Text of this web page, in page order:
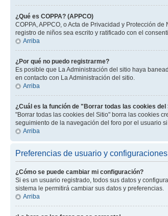
¿Qué es COPPA? (APPCO)
COPPA, APPCO, o Acta de Privacidad y Protección
registro de niños sea escrito y ratificado con el
Arriba
¿Por qué no puedo registrarme?
Es posible que La Administración del sitio haya
en contacto con La Administración del sitio.
Arriba
¿Cuál es la función de "Borrar todas las cookies del
"Borrar todas las cookies del Sitio" borra las cookies
seguimiento de la navegación del foro por el usuario
Arriba
Preferencias de usuario y configuraciones
¿Cómo se puede cambiar mi configuración?
Si es un usuario registrado, todos sus datos y
sistema le permitirá cambiar sus datos y preferencias.
Arriba